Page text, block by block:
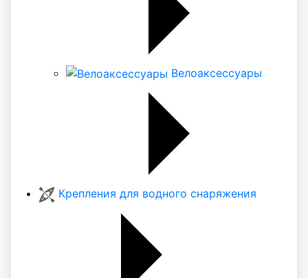
Велоаксессуары
Крепления для водного снаряжения